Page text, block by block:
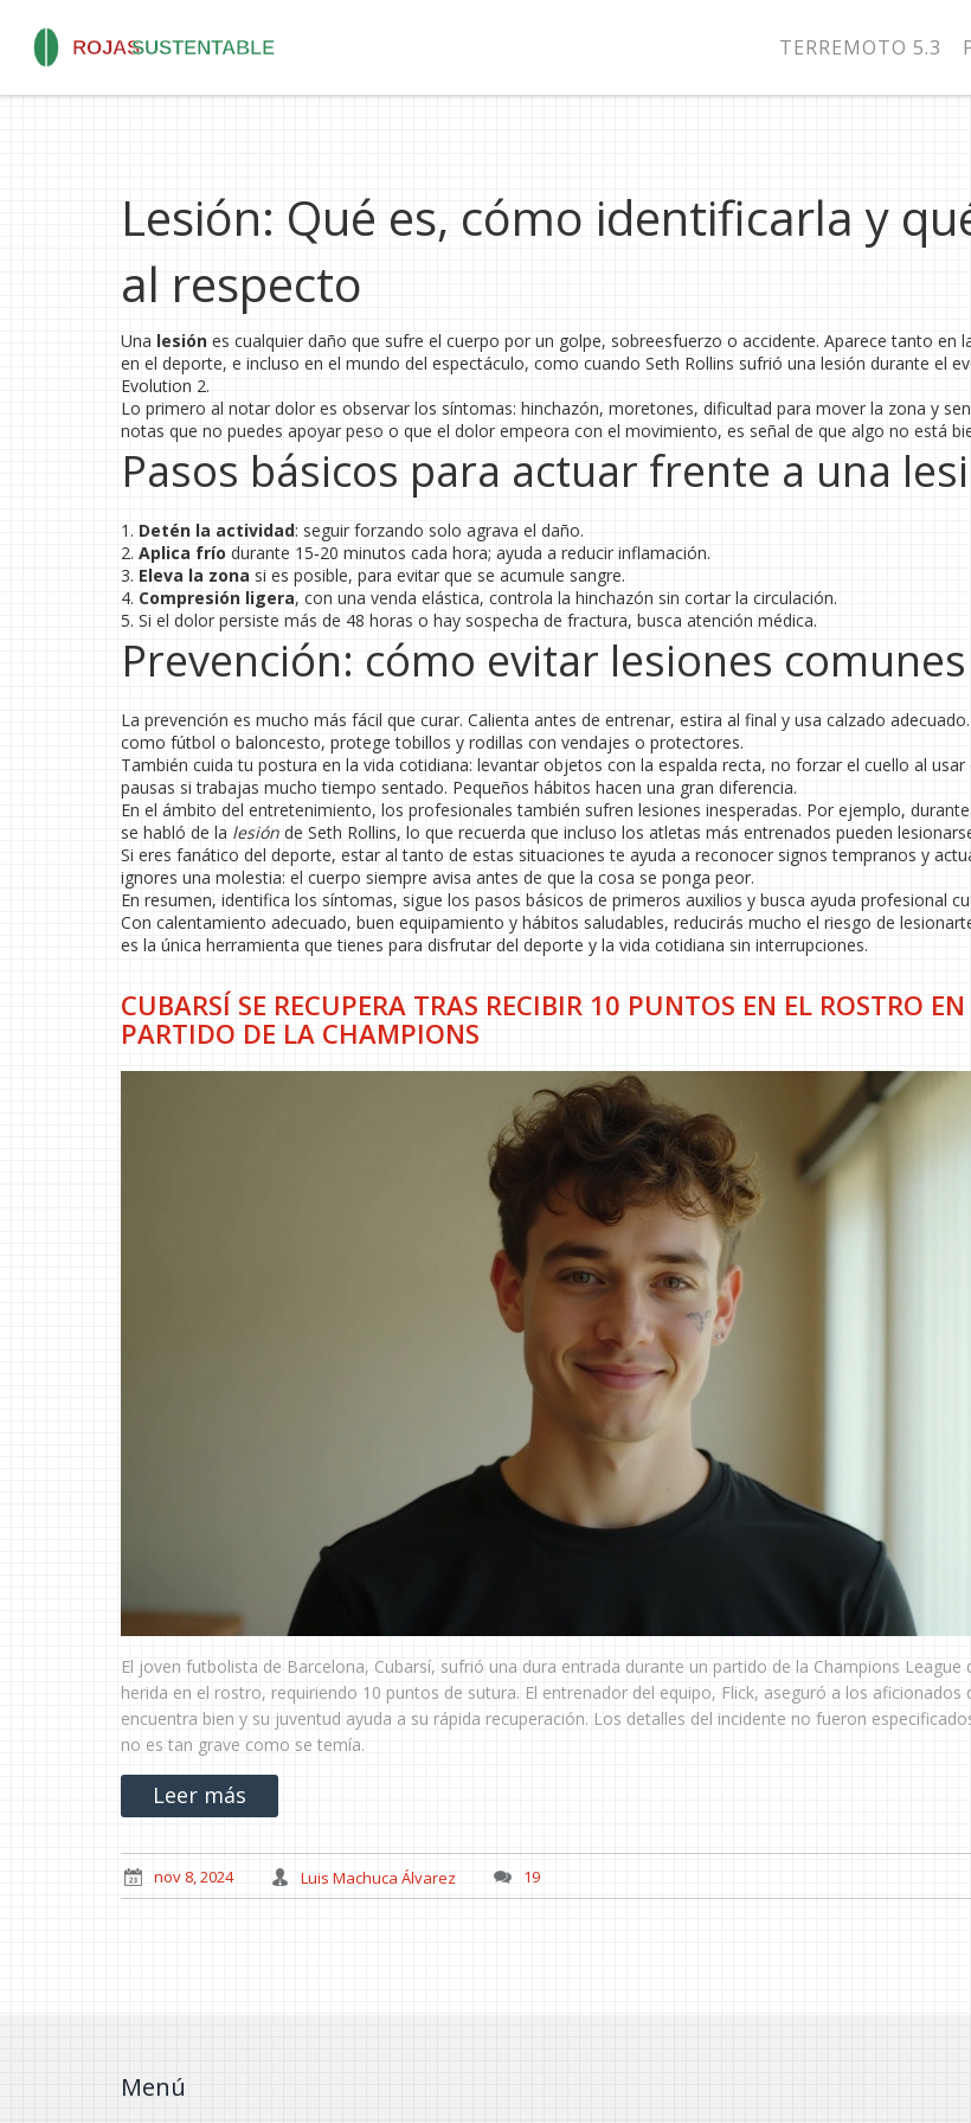
TERREMOTO 5.3
Lesión: Qué es, cómo identificarla y
al respecto
Una lesión es cualquier daño que sufre el cuerpo por un golpe, sobreesfuerzo o accidente. Aparece tanto en
en el deporte, e incluso en el mundo del espectáculo, como cuando Seth Rollins sufrió una lesión durante el
Evolution 2.
Lo primero al notar dolor es observar los síntomas: hinchazón, moretones, dificultad para mover la zona y
notas que no puedes apoyar peso o que el dolor empeora con el movimiento, es señal de que algo no está
Pasos básicos para actuar frente a una
1. Detén la actividad: seguir forzando solo agrava el daño.
2. Aplica frío durante 15‑20 minutos cada hora; ayuda a reducir inflamación.
3. Eleva la zona si es posible, para evitar que se acumule sangre.
4. Compresión ligera, con una venda elástica, controla la hinchazón sin cortar la circulación.
5. Si el dolor persiste más de 48 horas o hay sospecha de fractura, busca atención médica.
Prevención: cómo evitar lesiones comunes
La prevención es mucho más fácil que curar. Calienta antes de entrenar, estira al final y usa calzado
como fútbol o baloncesto, protege tobillos y rodillas con vendajes o protectores.
También cuida tu postura en la vida cotidiana: levantar objetos con la espalda recta, no forzar el cuello al
pausas si trabajas mucho tiempo sentado. Pequeños hábitos hacen una gran diferencia.
En el ámbito del entretenimiento, los profesionales también sufren lesiones inesperadas. Por ejemplo,
se habló de la lesión de Seth Rollins, lo que recuerda que incluso los atletas más entrenados pueden
Si eres fanático del deporte, estar al tanto de estas situaciones te ayuda a reconocer signos tempranos y
ignores una molestia: el cuerpo siempre avisa antes de que la cosa se ponga peor.
En resumen, identifica los síntomas, sigue los pasos básicos de primeros auxilios y busca ayuda profesional
Con calentamiento adecuado, buen equipamiento y hábitos saludables, reducirás mucho el riesgo de
es la única herramienta que tienes para disfrutar del deporte y la vida cotidiana sin interrupciones.
CUBARSÍ SE RECUPERA TRAS RECIBIR 10 PUNTOS EN EL ROSTRO
PARTIDO DE LA CHAMPIONS
El joven futbolista de Barcelona, Cubarsí, sufrió una dura entrada durante un partido de la Champions League
herida en el rostro, requiriendo 10 puntos de sutura. El entrenador del equipo, Flick, aseguró a los aficionados
encuentra bien y su juventud ayuda a su rápida recuperación. Los detalles del incidente no fueron
no es tan grave como se temía.
Leer más
nov 8, 2024 Luis Machuca Álvarez 19
Menú